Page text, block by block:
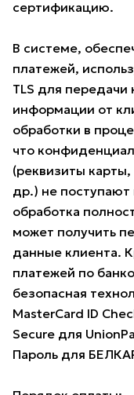
сертификацию.
В системе,
платежей,
TLS для
информации от
обработки в
что
(реквизиты
др.) не поступают
обработка
может получить
данные клиента.
платежей по
безопасная
MasterCard ID
Secure для
Пароль для